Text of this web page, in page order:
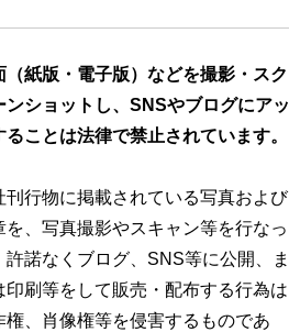
（紙版・電子版）などを撮影・スク
ンショットし、SNSやブログにアッ
ることは法律で禁止されています。
刊行物に掲載されている写真および
を、写真撮影やスキャン等を行なっ
許諾なくブログ、SNS等に公開、ま
印刷等をして販売・配布する行為は
権、肖像権等を侵害するものであ